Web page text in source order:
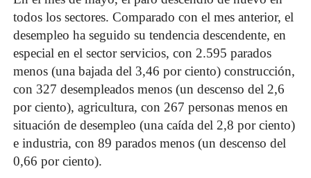
todos los sectores. Comparado con el mes anterior, el
desempleo ha seguido su tendencia descendente, en
especial en el sector servicios, con 2.595 parados
menos (una bajada del 3,46 por ciento) construcción,
con 327 desempleados menos (un descenso del 2,6
por ciento), agricultura, con 267 personas menos en
situación de desempleo (una caída del 2,8 por ciento)
e industria, con 89 parados menos (un descenso del
0,66 por ciento).